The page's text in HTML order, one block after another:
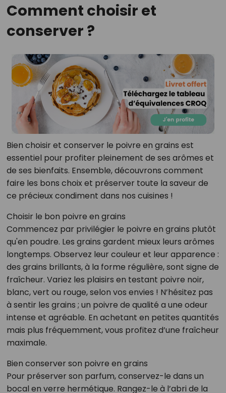
Comment choisir et
conserver ?
Bien choisir et conserver le poivre en grains est
essentiel pour profiter pleinement de ses arômes et
de ses bienfaits. Ensemble, découvrons comment
faire les bons choix et préserver toute la saveur de
ce précieux condiment dans nos cuisines !
Choisir le bon poivre en grains
Commencez par privilégier le poivre en grains plutôt
qu'en poudre. Les grains gardent mieux leurs arômes
longtemps. Observez leur couleur et leur apparence :
des grains brillants, à la forme régulière, sont signe de
fraîcheur. Variez les plaisirs en testant poivre noir,
blanc, vert ou rouge, selon vos envies ! N’hésitez pas
à sentir les grains ; un poivre de qualité a une odeur
intense et agréable. En achetant en petites quantités
mais plus fréquemment, vous profitez d’une fraîcheur
maximale.
Bien conserver son poivre en grains
Pour préserver son parfum, conservez-le dans un
bocal en verre hermétique. Rangez-le à l’abri de la